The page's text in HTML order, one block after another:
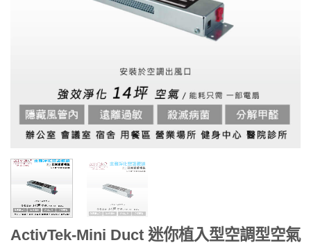
ActivTek-Mini Duct 迷你植入型空調型空氣